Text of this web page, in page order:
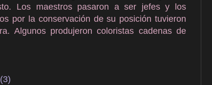
Los maestros pasaron a ser jefes y los
por la conservación de su posición tuvieron
Algunos produjeron coloristas cadenas de
(3)